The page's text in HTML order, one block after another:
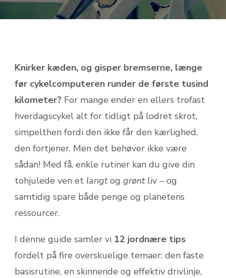
Knirker kæden, og gisper bremserne, længe
før cykelcomputeren runder de første tusind
kilometer? For mange ender en ellers trofast
hverdagscykel alt for tidligt på lodret skrot,
simpelthen fordi den ikke får den kærlighed,
den fortjener. Men det behøver ikke være
sådan! Med få, enkle rutiner kan du give din
tohjulede ven et langtog grøntliv – og
samtidig spare både penge og planetens
ressourcer.
I denne guide samler vi 12 jordnære tips
fordelt på fire overskuelige temaer: den faste
basisrutine, en skinnende og effektiv drivlinje,